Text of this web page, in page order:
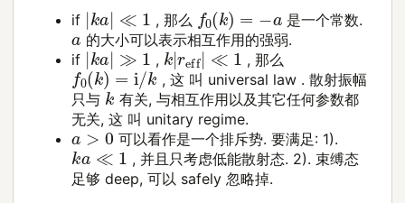
if |ka| ≪1 , 那么 f0(k) 是一个常数.
a 的大小可以表示相互作用的强弱.
if |ka| ≫ 1 , k|reff|≪1 , 那么
f0(k)=i/k
, 这 叫 universal law . 散射振幅
只与 k 有关, 与相互作用以及其它任何参数都
无关, 这 叫 unitary regime.
a>0 可以看作是一个排斥势. 要满足: 1).
ka ≪1
, 并且只考虑低能散射态. 2). 束缚态
足够 deep, 可以 safely 忽略掉.